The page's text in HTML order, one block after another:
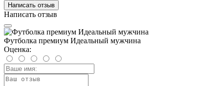
Написать отзыв
Написать отзыв
Футболка премиум Идеальный мужчина
Оценка: